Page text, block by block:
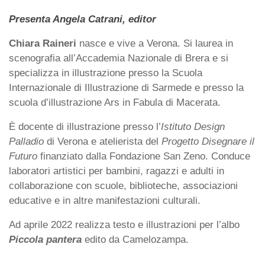
Presenta Angela Catrani, editor
Chiara Raineri nasce e vive a Verona. Si laurea in
scenografia all’Accademia Nazionale di Brera e si
specializza in illustrazione presso la Scuola
Internazionale di Illustrazione di Sarmede e presso la
scuola d’illustrazione Ars in Fabula di Macerata.
È docente di illustrazione presso l’Istituto Design
Palladio di Verona e atelierista del Progetto Disegnare il
Futuro finanziato dalla Fondazione San Zeno. Conduce
laboratori artistici per bambini, ragazzi e adulti in
collaborazione con scuole, biblioteche, associazioni
educative e in altre manifestazioni culturali.
Ad aprile 2022 realizza testo e illustrazioni per l’albo
Piccola pantera edito da Camelozampa.